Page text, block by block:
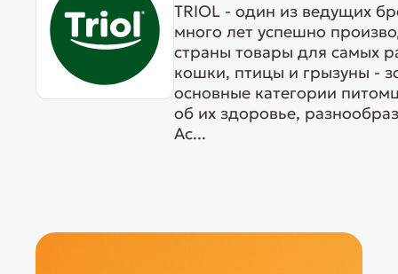
TRIOL - один из ведущих
много лет успешно
страны товары для самых
кошки, птицы и грызуны -
основные категории
об их здоровье,
Ас...